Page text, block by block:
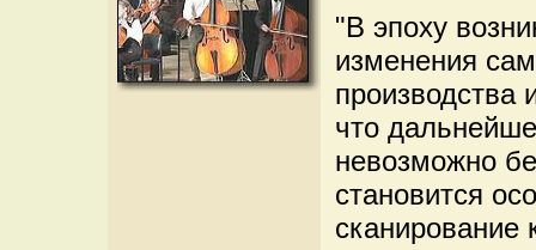
"В эпоху
изменения
производства
что
невозможно
становится
сканирование